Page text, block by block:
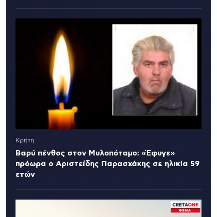
Κρήτη
Βαρύ πένθος στον Μυλοπόταμο: «Έφυγε»
πρόωρα ο Αριστείδης Παρασχάκης σε ηλικία 59
ετών